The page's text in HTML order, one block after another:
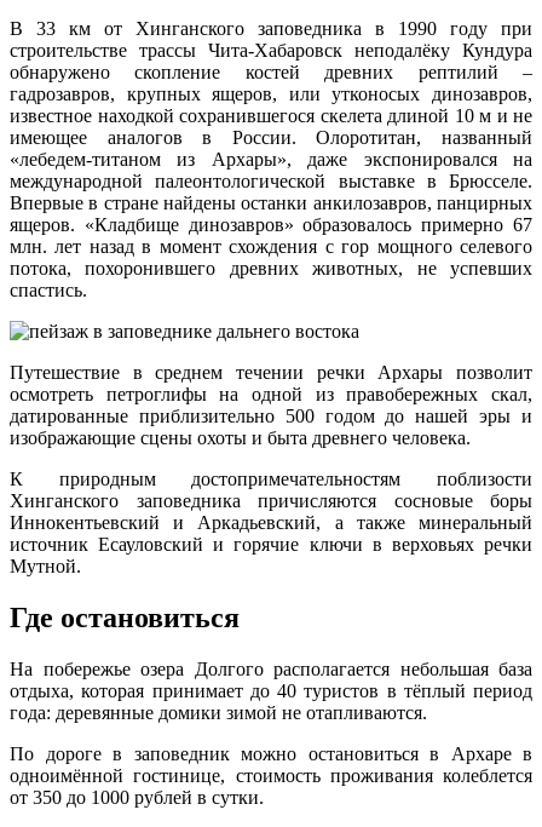
В 33 км от Хинганского заповедника в 1990 году при
строительстве трассы Чита-Хабаровск неподалёку Кундура
обнаружено скопление костей древних рептилий –
гадрозавров, крупных ящеров, или утконосых динозавров,
известное находкой сохранившегося скелета длиной 10 м и не
имеющее аналогов в России. Олоротитан, названный
«лебедем-титаном из Архары», даже экспонировался на
международной палеонтологической выставке в Брюсселе.
Впервые в стране найдены останки анкилозавров, панцирных
ящеров. «Кладбище динозавров» образовалось примерно 67
млн. лет назад в момент схождения с гор мощного селевого
потока, похоронившего древних животных, не успевших
спастись.
Путешествие в среднем течении речки Архары позволит
осмотреть петроглифы на одной из правобережных скал,
датированные приблизительно 500 годом до нашей эры и
изображающие сцены охоты и быта древнего человека.
К природным достопримечательностям поблизости
Хинганского заповедника причисляются сосновые боры
Иннокентьевский и Аркадьевский, а также минеральный
источник Есауловский и горячие ключи в верховьях речки
Мутной.
Где остановиться
На побережье озера Долгого располагается небольшая база
отдыха, которая принимает до 40 туристов в тёплый период
года: деревянные домики зимой не отапливаются.
По дороге в заповедник можно остановиться в Архаре в
одноимённой гостинице, стоимость проживания колеблется
от 350 до 1000 рублей в сутки.